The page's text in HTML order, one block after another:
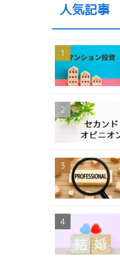
人気記事